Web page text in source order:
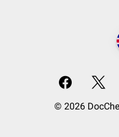
© 2026